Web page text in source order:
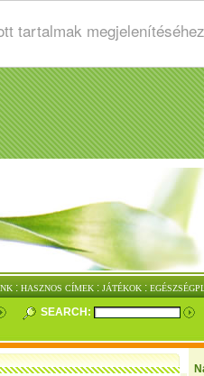
tartalmak
: HASZNOS CÍMEK : JÁTÉKOK :
SEARCH: